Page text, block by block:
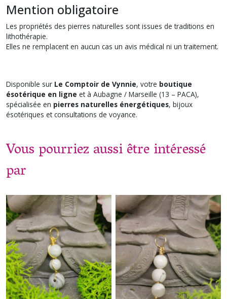
Mention obligatoire
Les propriétés des pierres naturelles sont issues de traditions en
lithothérapie.
Elles ne remplacent en aucun cas un avis médical ni un traitement.
Disponible sur Le Comptoir de Vynnie, votre boutique
ésotérique en ligne et à Aubagne / Marseille (13 – PACA),
spécialisée en pierres naturelles énergétiques, bijoux
ésotériques et consultations de voyance.
Vous pourriez aussi être intéressé
par